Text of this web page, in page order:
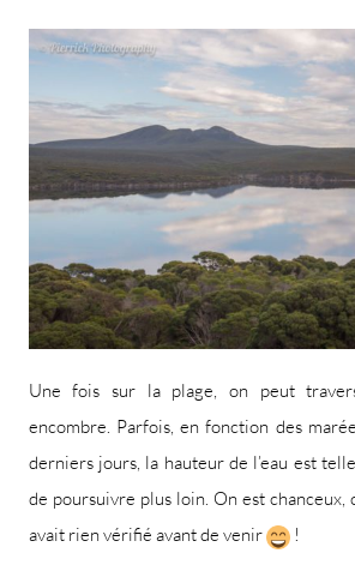
Une fois sur la plage, on peut
encombre. Parfois, en fonction des
derniers jours, la hauteur de l’eau est
de poursuivre plus loin. On est chanceux,
avait rien vérifié avant de venir
!